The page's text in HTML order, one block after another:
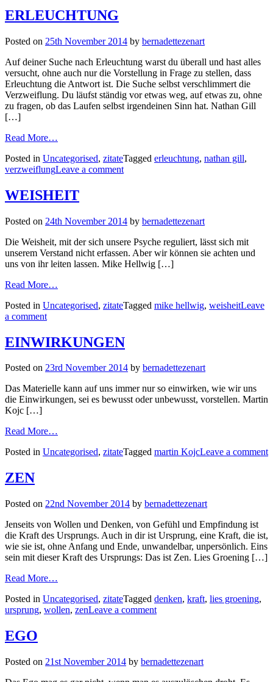
ERLEUCHTUNG
Posted on 25th November 2014 by bernadettezenart
Auf deiner Suche nach Erleuchtung warst du überall und hast alles
versucht, ohne auch nur die Vorstellung in Frage zu stellen, dass
Erleuchtung die Antwort ist. Die Suche selbst verschlimmert die
Verzweiflung. Du läufst ständig vor etwas weg, auf etwas zu, ohne
zu fragen, ob das Laufen selbst irgendeinen Sinn hat. Nathan Gill
[…]
Read More…
Posted in Uncategorised, zitateTagged erleuchtung, nathan gill,
verzweiflungLeave a comment
WEISHEIT
Posted on 24th November 2014 by bernadettezenart
Die Weisheit, mit der sich unsere Psyche reguliert, lässt sich mit
unserem Verstand nicht erfassen. Aber wir können sie achten und
uns von ihr leiten lassen. Mike Hellwig […]
Read More…
Posted in Uncategorised, zitateTagged mike hellwig, weisheitLeave
a comment
EINWIRKUNGEN
Posted on 23rd November 2014 by bernadettezenart
Das Materielle kann auf uns immer nur so einwirken, wie wir uns
die Einwirkungen, sei es bewusst oder unbewusst, vorstellen. Martin
Kojc […]
Read More…
Posted in Uncategorised, zitateTagged martin KojcLeave a comment
ZEN
Posted on 22nd November 2014 by bernadettezenart
Jenseits von Wollen und Denken, von Gefühl und Empfindung ist
die Kraft des Ursprungs. Auch in dir ist Ursprung, eine Kraft, die ist,
wie sie ist, ohne Anfang und Ende, unwandelbar, unpersönlich. Eins
sein mit dieser Kraft des Ursprungs: Das ist Zen. Lies Groening […]
Read More…
Posted in Uncategorised, zitateTagged denken, kraft, lies groening,
ursprung, wollen, zenLeave a comment
EGO
Posted on 21st November 2014 by bernadettezenart